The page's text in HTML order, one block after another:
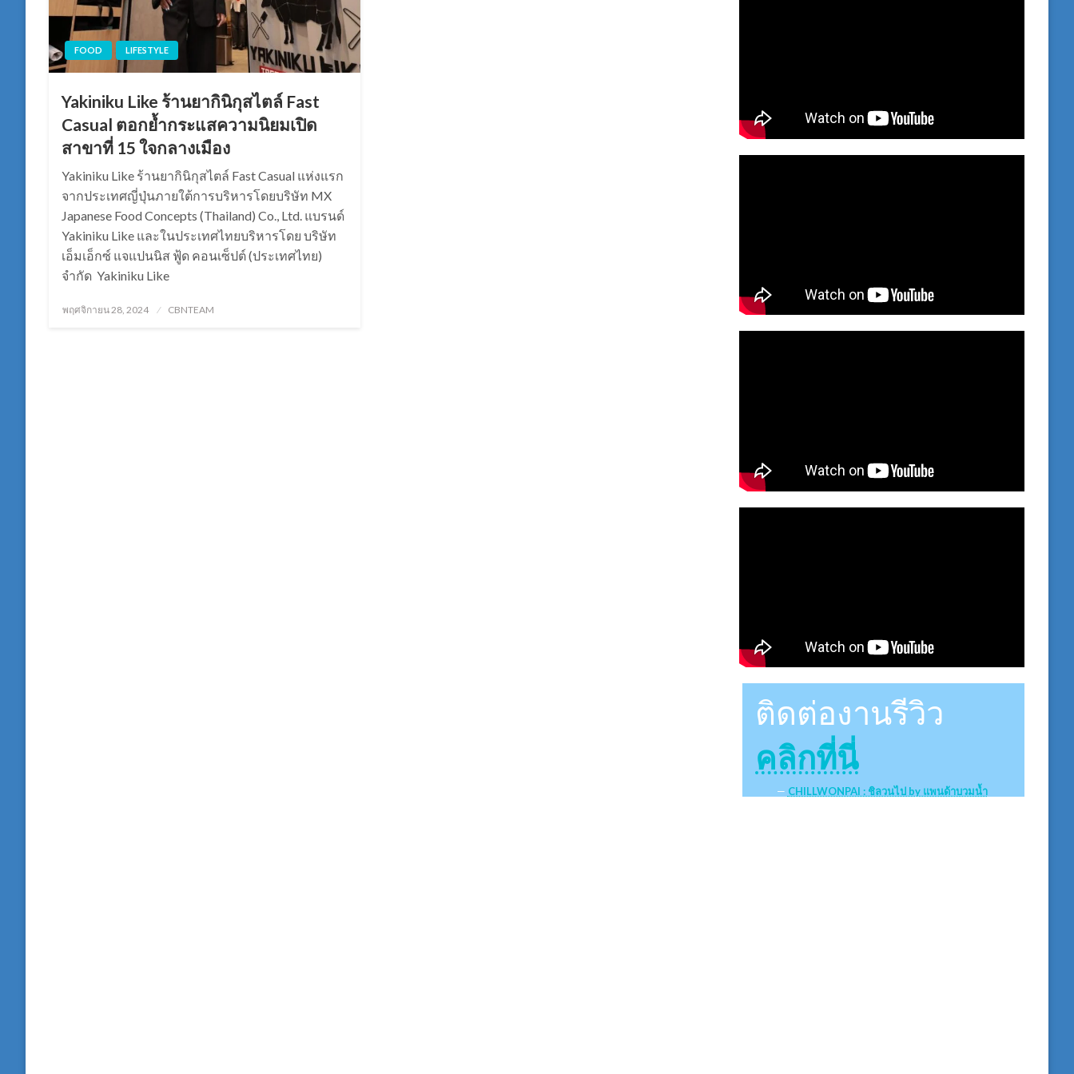
FOOD LIFESTYLE
Yakiniku Like ร้านยากินิกุสไตล์ Fast
Casual ตอกย้ำกระแสความนิยมเปิด
สาขาที่ 15 ใจกลางเมือง
Yakiniku Like ร้านยากินิกุสไตล์ Fast Casual แห่งแรก
จากประเทศญี่ปุ่นภายใต้การบริหารโดยบริษัท MX
Japanese Food Concepts (Thailand) Co., Ltd. แบรนด์
Yakiniku Like และในประเทศไทยบริหารโดย บริษัท
เอ็มเอ็กซ์ แจแปนนิส ฟู้ด คอนเซ็ปต์ (ประเทศไทย)
จำกัด Yakiniku Like
Posted
พฤศจิกายน 28, 2024 CBNTEAM
ติดต่องานรีวิว
คลิกที่นี่
CHILLWONPAI : ชิลวนไป by แพนด้าบวมน้ำ